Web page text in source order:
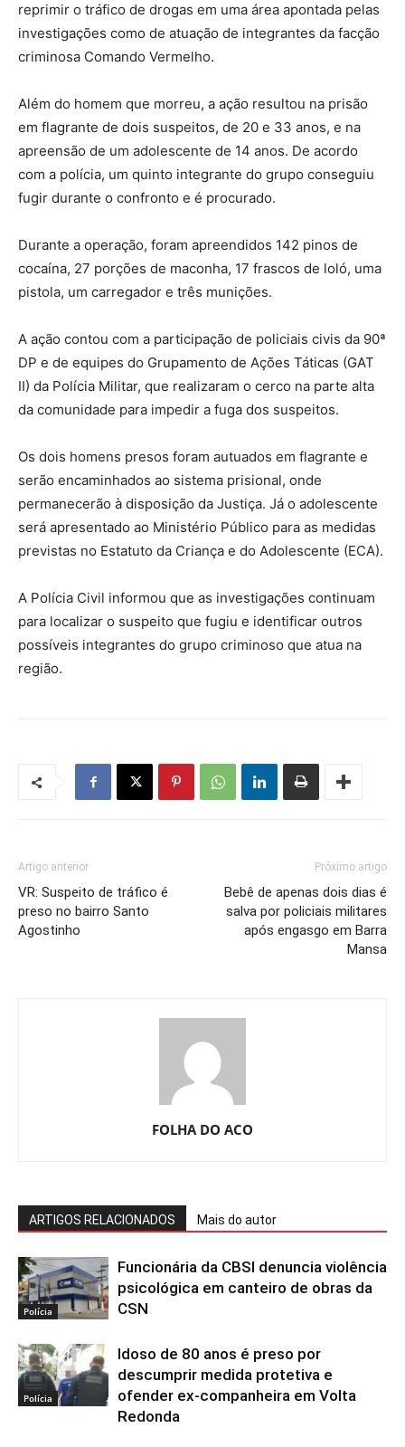
reprimir o tráfico de drogas em uma área apontada pelas
investigações como de atuação de integrantes da facção
criminosa Comando Vermelho.
Além do homem que morreu, a ação resultou na prisão
em flagrante de dois suspeitos, de 20 e 33 anos, e na
apreensão de um adolescente de 14 anos. De acordo
com a polícia, um quinto integrante do grupo conseguiu
fugir durante o confronto e é procurado.
Durante a operação, foram apreendidos 142 pinos de
cocaína, 27 porções de maconha, 17 frascos de loló, uma
pistola, um carregador e três munições.
A ação contou com a participação de policiais civis da 90ª
DP e de equipes do Grupamento de Ações Táticas (GAT
II) da Polícia Militar, que realizaram o cerco na parte alta
da comunidade para impedir a fuga dos suspeitos.
Os dois homens presos foram autuados em flagrante e
serão encaminhados ao sistema prisional, onde
permanecerão à disposição da Justiça. Já o adolescente
será apresentado ao Ministério Público para as medidas
previstas no Estatuto da Criança e do Adolescente (ECA).
A Polícia Civil informou que as investigações continuam
para localizar o suspeito que fugiu e identificar outros
possíveis integrantes do grupo criminoso que atua na
região.
Artigo anterior
VR: Suspeito de tráfico é
preso no bairro Santo
Agostinho
Próximo artigo
Bebê de apenas dois dias é
salva por policiais militares
após engasgo em Barra
Mansa
FOLHA DO ACO
ARTIGOS RELACIONADOS Mais do autor
Polícia
Funcionária da CBSI denuncia violência
psicológica em canteiro de obras da
CSN
Polícia
Idoso de 80 anos é preso por
descumprir medida protetiva e
ofender ex-companheira em Volta
Redonda